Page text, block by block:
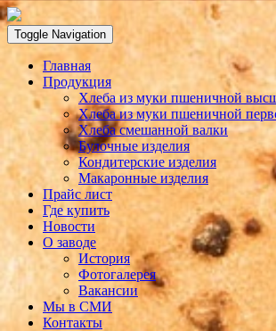
Toggle Navigation
Главная
Продукция
Хлеба из муки пшеничной
Хлеба из муки пшеничной
Хлеба смешанной валки
Булочные изделия
Кондитерские изделия
Макаронные изделия
Прайс лист
Где купить
Новости
О заводе
История
Фотогалерея
Вакансии
Мы в СМИ
Контакты